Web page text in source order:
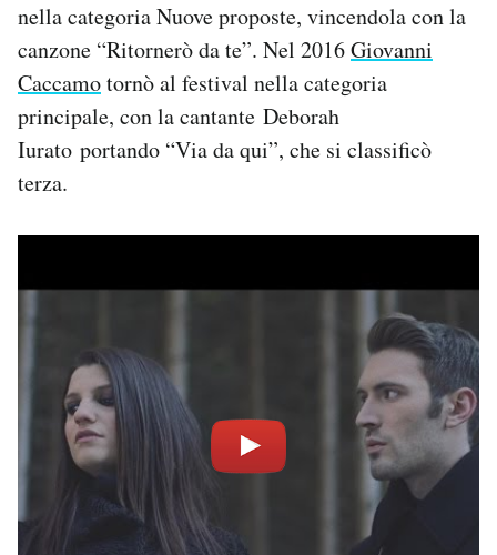
nella categoria Nuove proposte, vincendola con la
canzone “Ritornerò da te”. Nel 2016Giovanni
Caccamotornò al festival nella categoria
principale, con la cantante Deborah
Iurato portando “Via da qui”, che si classificò
terza.